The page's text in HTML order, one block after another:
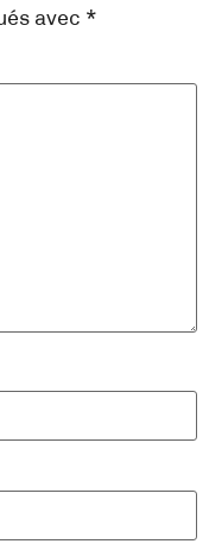
avec *